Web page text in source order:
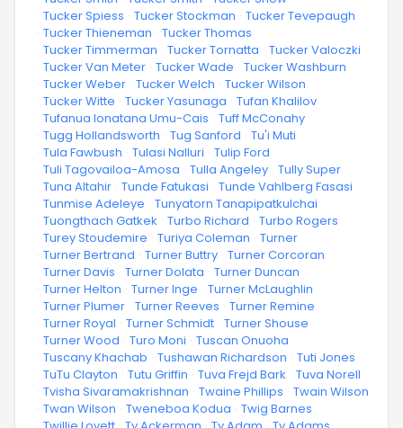
· Tucker Spiess · Tucker Stockman · Tucker Tevepaugh
· Tucker Thieneman · Tucker Thomas
· Tucker Timmerman · Tucker Tornatta · Tucker Valoczki
· Tucker Van Meter · Tucker Wade · Tucker Washburn
· Tucker Weber · Tucker Welch · Tucker Wilson
· Tucker Witte · Tucker Yasunaga · Tufan Khalilov
· Tufanua Ionatana Umu-Cais · Tuff McConahy
· Tugg Hollandsworth · Tug Sanford · Tu'i Muti
· Tula Fawbush · Tulasi Nalluri · Tulip Ford
· Tuli Tagovailoa-Amosa · Tulla Angeley · Tully Super
· Tuna Altahir · Tunde Fatukasi · Tunde Vahlberg Fasasi
· Tunmise Adeleye · Tunyatorn Tanapipatkulchai
· Tuongthach Gatkek · Turbo Richard · Turbo Rogers
· Turey Stoudemire · Turiya Coleman · Turner
· Turner Bertrand · Turner Buttry · Turner Corcoran
· Turner Davis · Turner Dolata · Turner Duncan
· Turner Helton · Turner Inge · Turner McLaughlin
· Turner Plumer · Turner Reeves · Turner Remine
· Turner Royal · Turner Schmidt · Turner Shouse
· Turner Wood · Turo Moni · Tuscan Onuoha
· Tuscany Khachab · Tushawan Richardson · Tuti Jones
· TuTu Clayton · Tutu Griffin · Tuva Frejd Bark · Tuva Norell
· Tvisha Sivaramakrishnan · Twaine Phillips · Twain Wilson
· Twan Wilson · Tweneboa Kodua · Twig Barnes